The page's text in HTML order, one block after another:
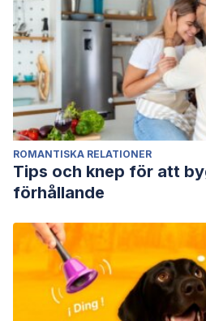
ROMANTISKA RELATIONER
Tips och knep för att
förhållande